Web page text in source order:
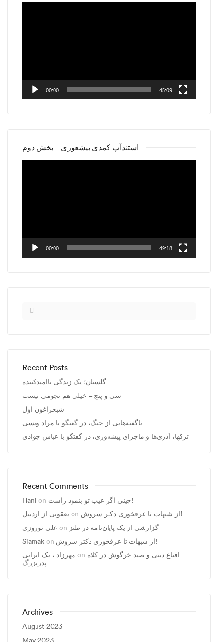
00:00 45:09
استندآپ کمدی بیشعوری – بخش دوم
00:00 49:18
Recent Posts
گلستان؛ یک زندگی ناامیدکننده
سی و پنج – خیلی هم نجومی نیست
شبچراغون اول
ناگفته‌هایی از جنگ، در گفتگو با مراد ویسی
ترکها، آذری‌ها و ماجرای پیشه‌وری، در گفتگو با عباس جوادی
Recent Comments
Hani on
چینی اگر عیب تو بنمود راست!
یعقوبی از اردبیل on
از شبهات تا عرقخوری دکتر سروش!
علی نوروزی on گزارشی از یک پایان‌نامه در طنز
Siamak on
از شبهات تا عرقخوری دکتر سروش!
مهرزاد ، يک ايرانی on اقناع دینی و صید خرگوش در کلاه
پدربزرگ
Archives
August 2023
May 2023